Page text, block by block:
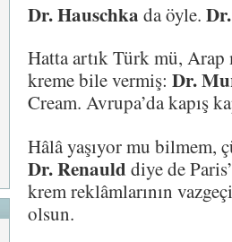
Dr. Hauschka da öyle.
Hatta artık Türk mü, Arap
kreme bile vermiş: Dr.
Cream. Avrupa’da kapış
Hâlâ yaşıyor mu bilmem,
Dr. Renauld diye de
krem reklâmlarının
olsun.